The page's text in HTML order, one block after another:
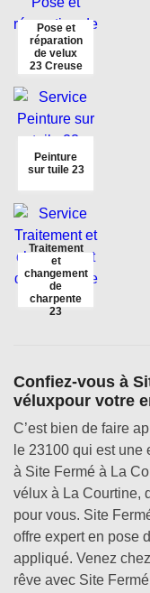
Pose et
réparation
de velux
23 Creuse
Peinture
sur tuile 23
Traitement
et
changement
de
charpente
23
Confiez-vous à
véluxpour votre
C’est bien de faire
le 23100 qui est une
à Site Fermé à La
vélux à La Courtine,
pour vous. Site
offre expert en pose
appliqué. Venez
rêve avec Site